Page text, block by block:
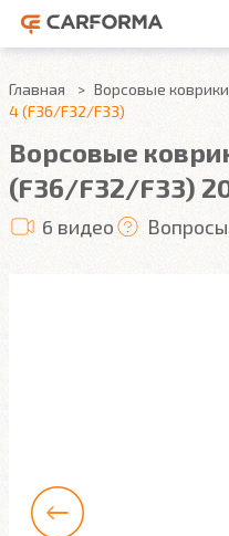
Главная Ворсовые
4 (F36/F32/F33)
Ворсовые
(F36/F32/F33)
6 видео Вопросы